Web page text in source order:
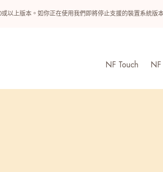
上版本。如你正在使用我們即將停止支援的裝置系統版
NF Touch